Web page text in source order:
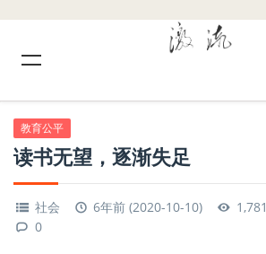
教育公平
读书无望，逐渐失足
社会 6年前 (2020-10-10) 1,781
0